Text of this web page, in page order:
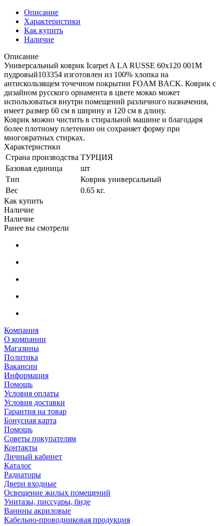
Описание
Характеристики
Как купить
Наличие
Описание
Универсальный коврик Icarpet A LA RUSSE 60х120 001М
пудровый103354 изготовлен из 100% хлопка на
антискользящем точечном покрытии FOAM BACK. Коврик с
дизайном русского орнамента в цвете мокко может
использоваться внутри помещений различного назначения,
имеет размер 60 см в ширину и 120 см в длину.
Коврик можно чистить в стиральной машине и благодаря
более плотному плетению он сохраняет форму при
многократных стирках.
Характеристики
Страна производства ТУРЦИЯ
Базовая единица
шт
Тип
Коврик универсальный
Вес
0.65 кг.
Как купить
Наличие
Наличие
Ранее вы смотрели
Компания
О компании
Магазины
Политика
Вакансии
Информация
Помощь
Условия оплаты
Условия доставки
Гарантия на товар
Бонусная карта
Помощь
Советы покупателям
Контакты
Личный кабинет
Каталог
Радиаторы
Двери входные
Освещение жилых помещений
Унитазы, писсуары, биде
Ваннны акриловые
Кабельно-проводниковая продукция